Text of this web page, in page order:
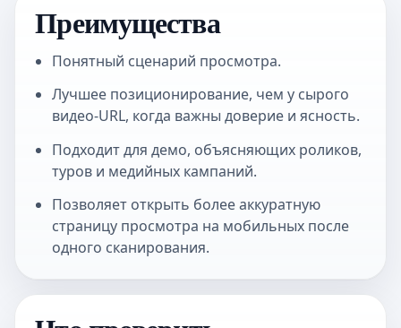
Преимущества
Понятный сценарий просмотра.
Лучшее позиционирование, чем у сырого
видео-URL, когда важны доверие и ясность.
Подходит для демо, объясняющих роликов,
туров и медийных кампаний.
Позволяет открыть более аккуратную
страницу просмотра на мобильных после
одного сканирования.